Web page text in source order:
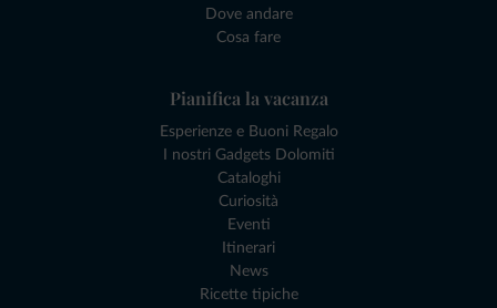
Dove andare
Cosa fare
Pianifica la vacanza
Esperienze e Buoni Regalo
I nostri Gadgets Dolomiti
Cataloghi
Curiosità
Eventi
Itinerari
News
Ricette tipiche